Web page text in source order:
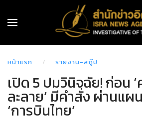
หน้าแรก รายงาน-สกู๊ป
เปิด 5 ปมวินิจฉัย! ก่อน
ละลาย’ มีคำสั่ง ผ่านแ
‘การบินไทย’